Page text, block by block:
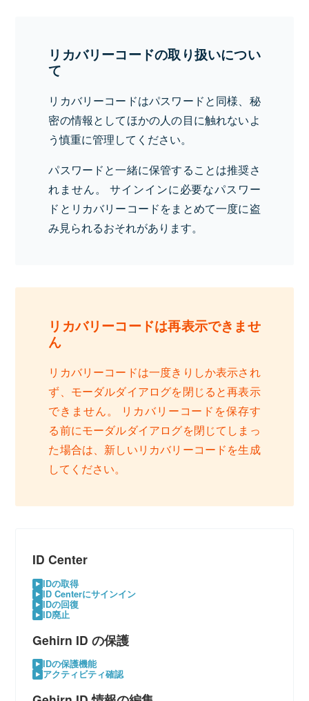
リカバリーコードの取り扱いについ
て
リカバリーコードはパスワードと同様、秘
密の情報としてほかの人の目に触れないよ
う慎重に管理してください。
パスワードと一緒に保管することは推奨さ
れません。 サインインに必要なパスワー
ドとリカバリーコードをまとめて一度に盗
み見られるおそれがあります。
リカバリーコードは再表示できませ
ん
リカバリーコードは一度きりしか表示され
ず、モーダルダイアログを閉じると再表示
できません。 リカバリーコードを保存す
る前にモーダルダイアログを閉じてしまっ
た場合は、新しいリカバリーコードを生成
してください。
ID Center
IDの取得
ID Centerにサインイン
IDの回復
ID廃止
Gehirn ID の保護
IDの保護機能
アクティビティ確認